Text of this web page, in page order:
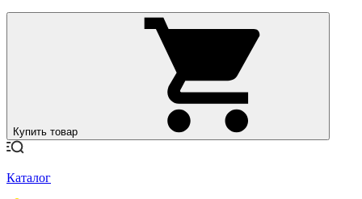
Купить товар
Каталог